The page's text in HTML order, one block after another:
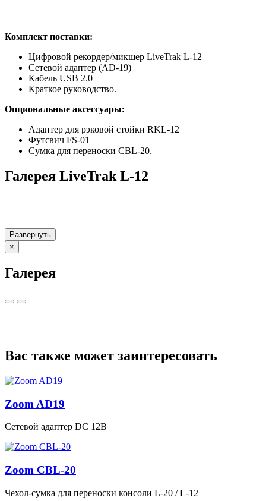
Комплект поставки:
Цифровой рекордер/микшер LiveTrak L-12
Сетевой адаптер (AD-19)
Кабель USB 2.0
Краткое руководство.
Опциональные аксессуары:
Адаптер для рэковой стойки RKL-12
Футсвич FS-01
Сумка для переноски CBL-20.
Галерея LiveTrak L-12
Развернуть
×
Галерея
Вас также может заинтересовать
Zoom AD19
Сетевой адаптер DC 12В
Zoom CBL-20
Чехол-сумка для переноски консоли L‑20 / L‑12